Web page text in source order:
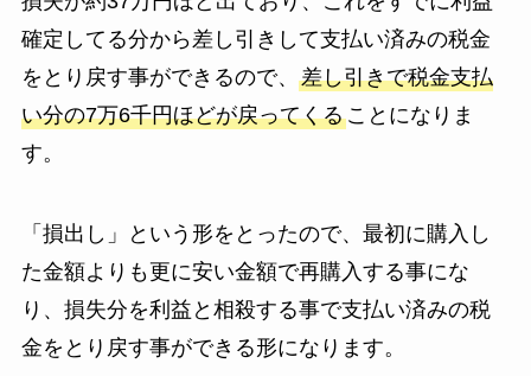
確定してる分から差し引きして支払い済みの税金
をとり戻す事ができるので、 差し引きで税金支払
い分の7万6千円ほどが戻ってくることになりま
す。
「損出し」という形をとったので、最初に購入し
た金額よりも更に安い金額で再購入する事にな
り、損失分を利益と相殺する事で支払い済みの税
金をとり戻す事ができる形になります。